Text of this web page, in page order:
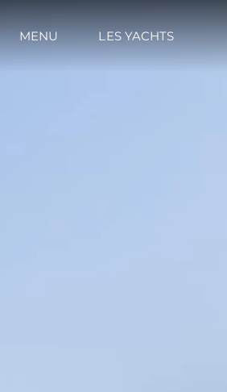
MENU LES YACHTS